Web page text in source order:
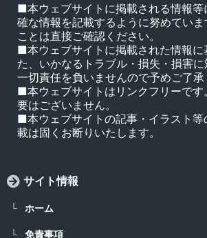
■本ウェブサイトに掲載される情報等
確な情報を記載するように努めてい
ことは直接ご確認ください。
■本ウェブサイトに掲載された情報に
た、いかなるトラブル・損失・損害
一切責任を負いませんので予めご了承
■本ウェブサイトはリンクフリーです
要はございません。
■本ウェブサイトの記事・イラスト等
載は固くお断りいたします。
サイト情報
ホーム
免責事項